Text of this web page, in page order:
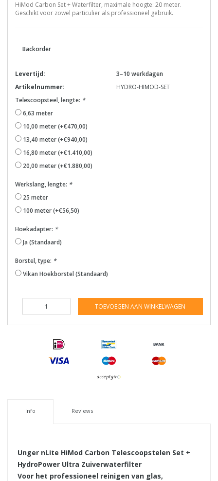
HiMod Carbon Set + Waterfilter, maximale hoogte: 20 meter.
Geschikt voor zowel particulier als professioneel gebruik.
Backorder
Levertijd:
3–10 werkdagen
Artikelnummer:
HYDRO-HIMOD-SET
Telescoopsteel, lengte: *
6,63 meter
10,00 meter (+€470,00)
13,40 meter (+€940,00)
16,80 meter (+€1.410,00)
20,00 meter (+€1.880,00)
Werkslang, lengte: *
25 meter
100 meter (+€56,50)
Hoekadapter: *
Ja (Standaard)
Borstel, type: *
Vikan Hoekborstel (Standaard)
TOEVOEGEN AAN WINKELWAGEN
Info Reviews
Unger nLite HiMod Carbon Telescoopstelen Set +
HydroPower Ultra Zuiverwaterfilter
Voor het professioneel reinigen van glas,